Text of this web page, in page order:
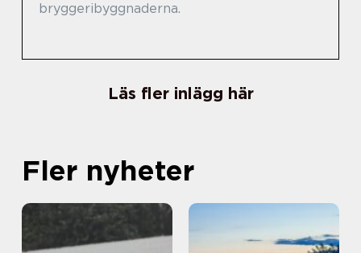
bryggeribyggnaderna.
Läs fler inlägg här
Fler nyheter